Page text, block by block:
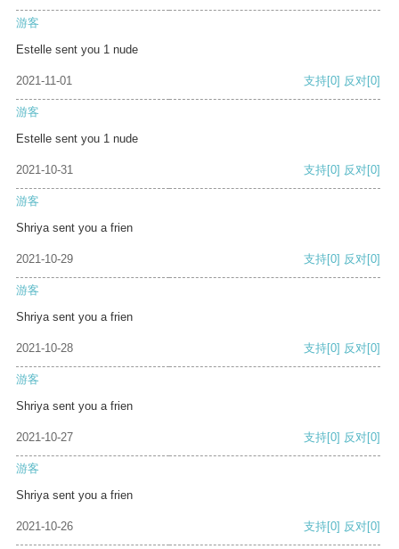
游客
Estelle sent you 1 nude
2021-11-01 支持[0] 反对[0]
游客
Estelle sent you 1 nude
2021-10-31 支持[0] 反对[0]
游客
Shriya sent you a frien
2021-10-29 支持[0] 反对[0]
游客
Shriya sent you a frien
2021-10-28 支持[0] 反对[0]
游客
Shriya sent you a frien
2021-10-27 支持[0] 反对[0]
游客
Shriya sent you a frien
2021-10-26 支持[0] 反对[0]